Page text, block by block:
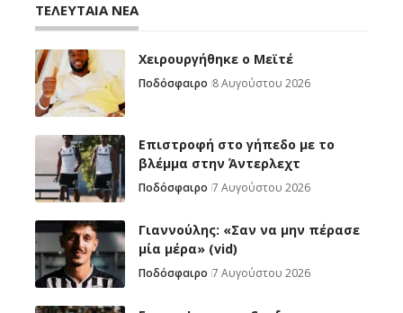
ΤΕΛΕΥΤΑΙΑ ΝΕΑ
Χειρουργήθηκε ο Μεϊτέ
Ποδόσφαιρο 8 Αυγούστου 2026
Επιστροφή στο γήπεδο με το
βλέμμα στην Άντερλεχτ
Ποδόσφαιρο 7 Αυγούστου 2026
Γιαννούλης: «Σαν να μην πέρασε
μία μέρα» (vid)
Ποδόσφαιρο 7 Αυγούστου 2026